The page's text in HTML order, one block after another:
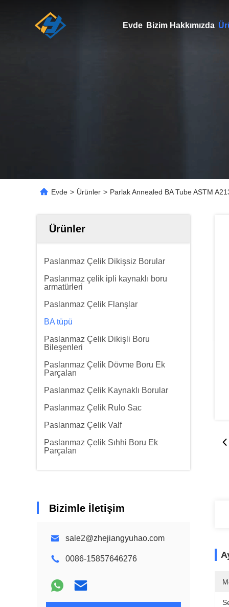
Evde Bizim Hakkımızda
Evde > Ürünler > Parlak Annealed BA Tube ASTM
Ürünler
Paslanmaz Çelik Dikişsiz Borular
Paslanmaz çelik ipli kaynaklı boru
armatürleri
Paslanmaz Çelik Flanşlar
BA tüpü
Paslanmaz Çelik Dikişli Boru
Bileşenleri
Paslanmaz Çelik Dövme Boru Ek
Parçaları
Paslanmaz Çelik Kaynaklı Borular
Paslanmaz Çelik Rulo Sac
Paslanmaz Çelik Valf
Paslanmaz Çelik Sıhhi Boru Ek
Parçaları
Bizimle İletişim
sale2@zhejiangyuhao.com
0086-15857646276